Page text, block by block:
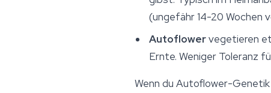
(ungefähr 14-20 Wochen
Autoflowervegetieren
Ernte. Weniger Toleranz
Wenn du Autoflower-